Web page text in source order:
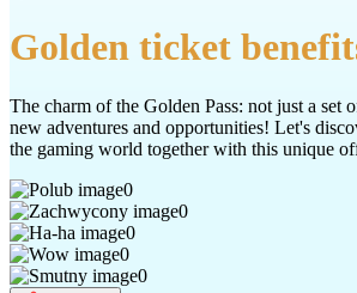
Golden ticket
The charm of the Golden Pass: not just a set
new adventures and opportunities! Let's
the gaming world together with this unique
0
0
0
0
0